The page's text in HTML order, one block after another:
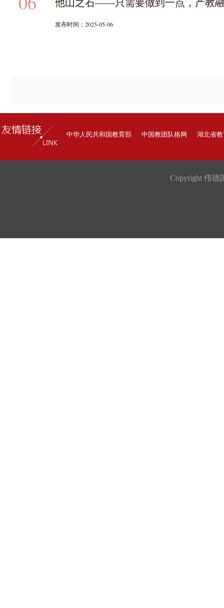
他山之石——只需要做到一点，产教
发布时间：2025-05-06
中华人民共和国教育部 中国教团队格网 湖北省
Copyright 伟德